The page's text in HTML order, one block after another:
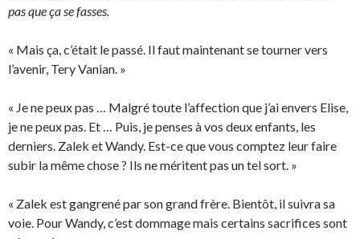
pas que ça se fasses.
« Mais ça, c’était le passé. Il faut maintenant se tourner vers
l’avenir, Tery Vanian. »
« Je ne peux pas … Malgré toute l’affection que j’ai envers Elise,
je ne peux pas. Et … Puis, je penses à vos deux enfants, les
derniers. Zalek et Wandy. Est-ce que vous comptez leur faire
subir la même chose ? Ils ne méritent pas un tel sort. »
« Zalek est gangrené par son grand frère. Bientôt, il suivra sa
voie. Pour Wandy, c’est dommage mais certains sacrifices sont